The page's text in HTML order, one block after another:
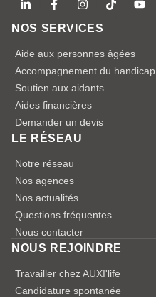
NOS SERVICES
Aide aux personnes âgées
Accompagnement du handicap
Soutien aux aidants
Aides financières
Demander un devis
LE RÉSEAU
Notre réseau
Nos agences
Nos actualités
Questions fréquentes
Nous contacter
NOUS REJOINDRE
Travailler chez AUXI'life
Candidature spontanée